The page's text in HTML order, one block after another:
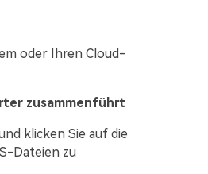
oder Ihren Cloud-
zusammenführt
klicken Sie auf die
Dateien zu